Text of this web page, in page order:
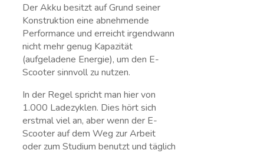
Der Akku besitzt auf Grund seiner
Konstruktion eine abnehmende
Performance und erreicht irgendwann
nicht mehr genug Kapazität
(aufgeladene Energie), um den E-
Scooter sinnvoll zu nutzen.
In der Regel spricht man hier von
1.000 Ladezyklen. Dies hört sich
erstmal viel an, aber wenn der E-
Scooter auf dem Weg zur Arbeit
oder zum Studium benutzt und täglich